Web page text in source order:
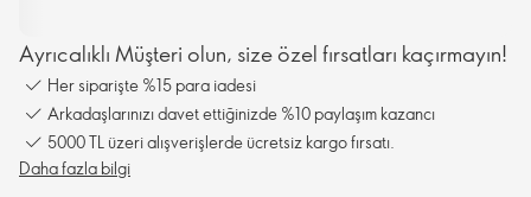
Ayrıcalıklı Müşteri olun, size özel fırsatları kaçırmayın!
Her siparişte %15 para iadesi
Arkadaşlarınızı davet ettiğinizde %10 paylaşım kazancı
5000 TL üzeri alışverişlerde ücretsiz kargo fırsatı.
Daha fazla bilgi